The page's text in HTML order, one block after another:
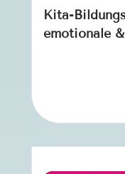
Kita-
emotionale